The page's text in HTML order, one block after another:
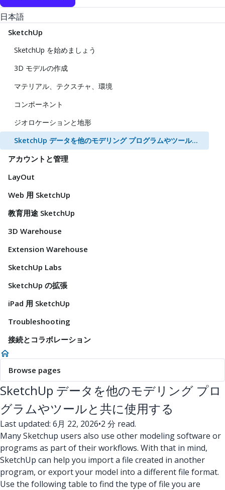
日本語
SketchUp
SketchUp を始めましょう
3D モデルの作成
マテリアル、テクスチャ、環境
コンポーネント
ジオロケーションと地形
SketchUp データを他のモデリング プログラムやツールと共に使用する
アカウントと管理
LayOut
Web 用 SketchUp
教育用途 SketchUp
3D Warehouse
Extension Warehouse
SketchUp Labs
SketchUp の拡張
iPad 用 SketchUp
Troubleshooting
接続とコラボレーション
Browse pages
SketchUp データを他のモデリング プロ
グラムやツールと共に使用する
Last updated: 6月 22, 2026•2 分 read.
Many Sketchup users also use other modeling software or
programs as part of their workflows. With that in mind,
SketchUp can help you import a file created in another
program, or export your model into a different file format.
Use the following table to find the type of file you are